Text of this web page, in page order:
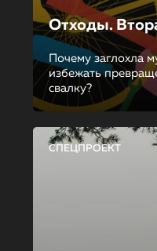
Отходы.
Почему заглохла
избежать
свалку?
СПЕЦПРОЕКТ